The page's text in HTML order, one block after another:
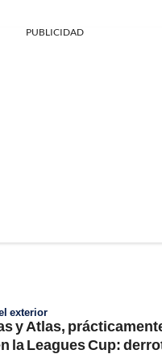
PUBLICIDAD
exterior
y Atlas,
la Leagues Cup: